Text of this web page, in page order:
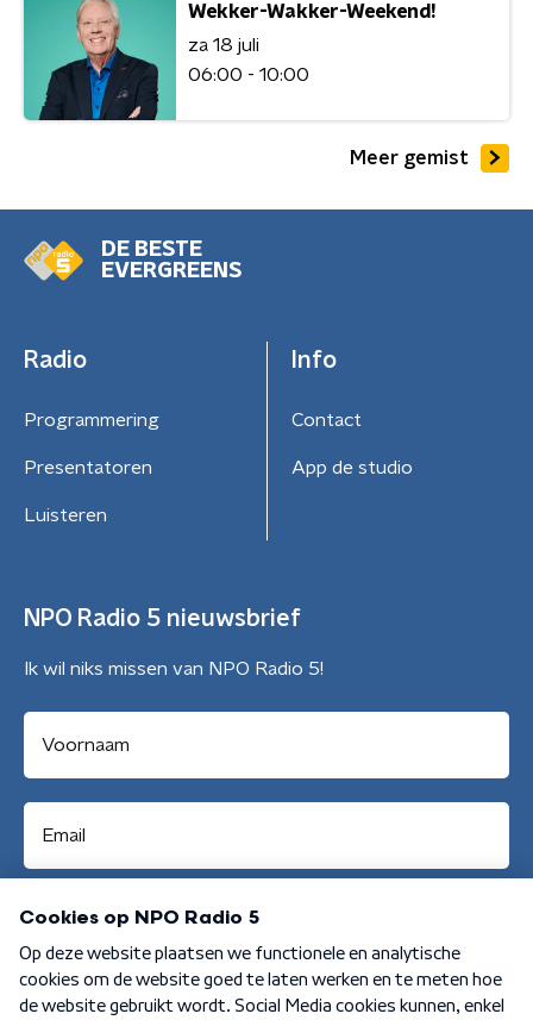
Wekker-Wakker-Weekend!
za 18 juli
06:00 - 10:00
Meer gemist
DE BESTE
EVERGREENS
Radio
Programmering
Presentatoren
Luisteren
Info
Contact
App de studio
NPO Radio 5 nieuwsbrief
Ik wil niks missen van NPO Radio 5!
Aanmelden